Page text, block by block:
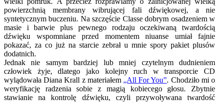
powierzchnią membrany wibrującej fali dźwiękowej, a nie
syntetycznym buczeniu. Na szczęście Classe dobrym osadzeniem w
masie i barwie plus pewnego rodzaju oczekiwaną twardością
dźwięku wspomniane przed momentem niuanse umiał fajnie
pokazać, za co już na starcie zebrał u mnie spory pakiet plusów
dodatnich.
Jednak nie samym bardziej lub mniej czytelnym dudnieniem
człowiek żyje, dlatego jako kolejny ruch w transporcie CD
wylądowała Diana Krall z materiałem „All For You”. Chodziło mi o
weryfikację radzenia sobie z magią kobiecego głosu. Zbytnie
stawianie na kontrolę dźwięku, czyli przywoływana twardość